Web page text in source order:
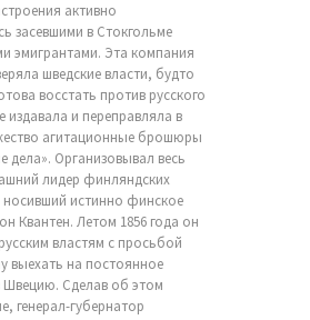
активно
засевшими в Стокгольме
эмигрантами. Эта компания
шведские власти, будто
восстать против русского
издавала и переправляла в
агитационные брошюры
дела». Организовывал весь
лидер финляндских
носивший истинно финское
Квантен. Летом 1856 года он
властям с просьбой
выехать на постоянное
Швецию. Сделав об этом
генерал-губернатор